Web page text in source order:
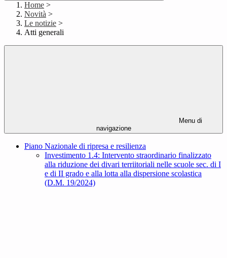
Home >
Novità >
Le notizie >
Atti generali
Menu di
navigazione
Piano Nazionale di ripresa e resilienza
Investimento 1.4: Intervento straordinario finalizzato
alla riduzione dei divari terriitoriali nelle scuole sec. di I
e di II grado e alla lotta alla dispersione scolastica
(D.M. 19/2024)